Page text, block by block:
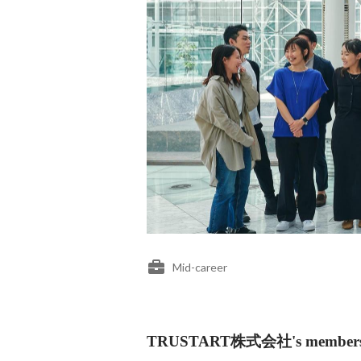
Mid-career
TRUSTART株式会社's